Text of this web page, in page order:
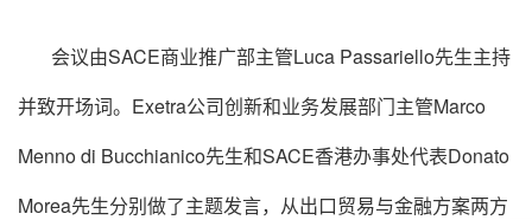
会议由SACE商业推广部主管Luca Passariello先生主持
并致开场词。Exetra公司创新和业务发展部门主管Marco
Menno di Bucchianico先生和SACE香港办事处代表Donato
Morea先生分别做了主题发言，从出口贸易与金融方案两方